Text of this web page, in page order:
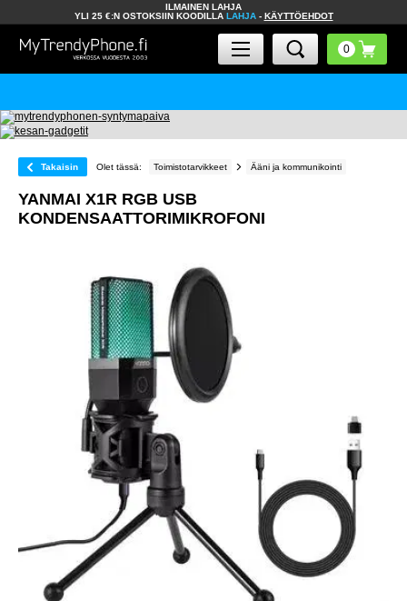
ILMAINEN LAHJA
YLI 25 €:N OSTOKSIIN KOODILLA LAHJA- KÄYTTÖEHDOT
Takaisin Olet tässä: Toimistotarvikkeet Ääni ja kommunikointi
YANMAI X1R RGB USB
KONDENSAATTORIMIKROFONI